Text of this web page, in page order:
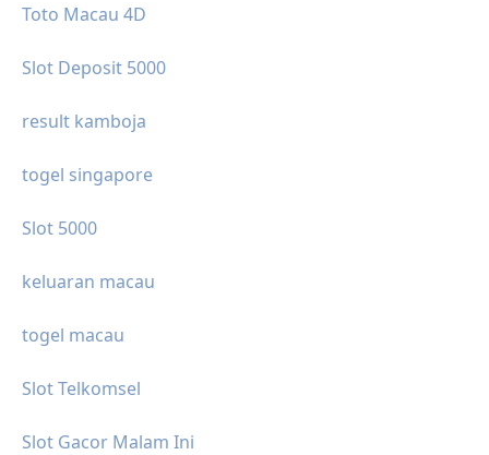
Toto Macau 4D
Slot Deposit 5000
result kamboja
togel singapore
Slot 5000
keluaran macau
togel macau
Slot Telkomsel
Slot Gacor Malam Ini